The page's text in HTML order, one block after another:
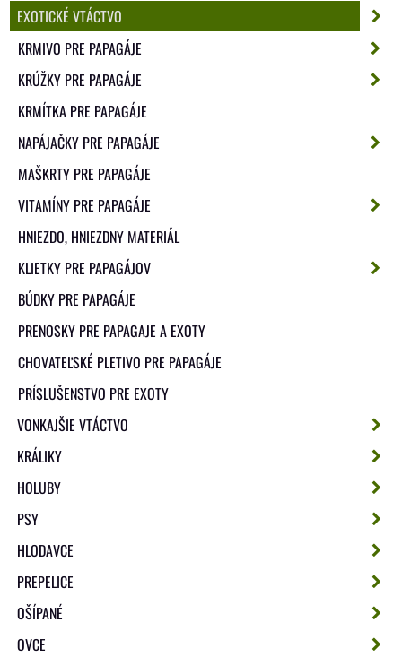
EXOTICKÉ VTÁCTVO
KRMIVO PRE PAPAGÁJE
KRÚŽKY PRE PAPAGÁJE
KRMÍTKA PRE PAPAGÁJE
NAPÁJAČKY PRE PAPAGÁJE
MAŠKRTY PRE PAPAGÁJE
VITAMÍNY PRE PAPAGÁJE
HNIEZDO, HNIEZDNY MATERIÁL
KLIETKY PRE PAPAGÁJOV
BÚDKY PRE PAPAGÁJE
PRENOSKY PRE PAPAGAJE A EXOTY
CHOVATEĽSKÉ PLETIVO PRE PAPAGÁJE
PRÍSLUŠENSTVO PRE EXOTY
VONKAJŠIE VTÁCTVO
KRÁLIKY
HOLUBY
PSY
HLODAVCE
PREPELICE
OŠÍPANÉ
OVCE